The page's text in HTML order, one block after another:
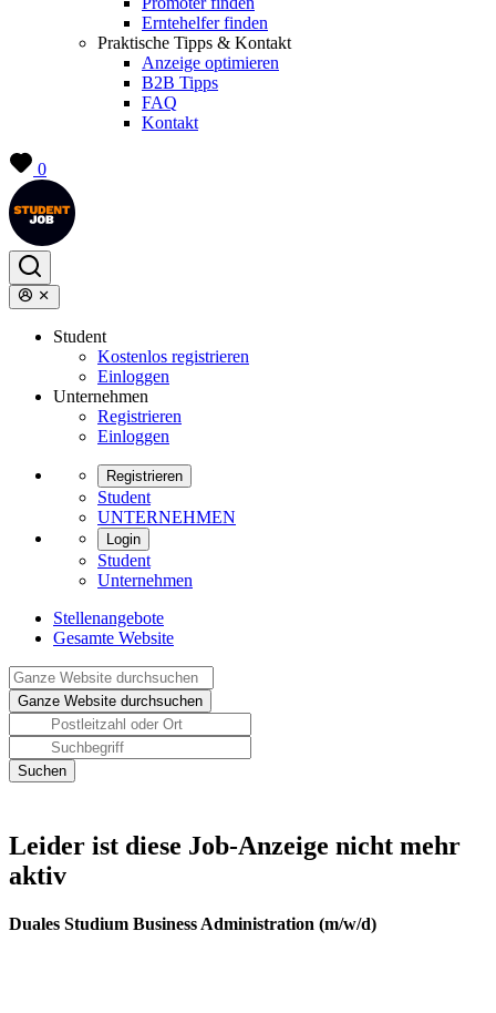
Erntehelfer finden
Praktische Tipps & Kontakt
Anzeige optimieren
B2B Tipps
FAQ
Kontakt
0
Student
Kostenlos registrieren
Einloggen
Unternehmen
Registrieren
Einloggen
Registrieren
Student
UNTERNEHMEN
Login
Student
Unternehmen
Stellenangebote
Gesamte Website
Leider ist diese Job-Anzeige nicht mehr
aktiv
Duales Studium Business Administration (m/w/d)